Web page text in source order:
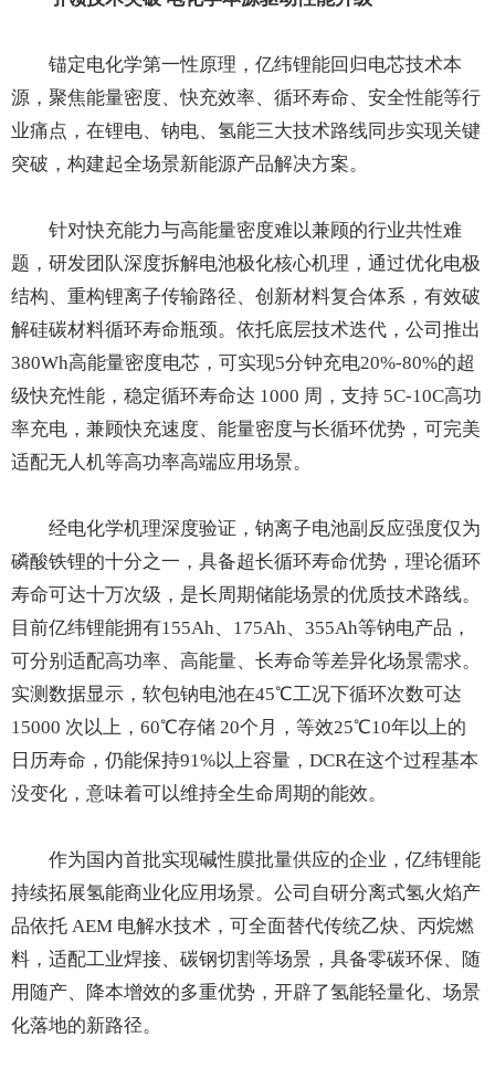
锚定电化学第一性原理，亿纬锂能回归电芯技术本
源，聚焦能量密度、快充效率、循环寿命、安全性能等行
业痛点，在锂电、钠电、氢能三大技术路线同步实现关键
突破，构建起全场景新能源产品解决方案。
针对快充能力与高能量密度难以兼顾的行业共性难
题，研发团队深度拆解电池极化核心机理，通过优化电极
结构、重构锂离子传输路径、创新材料复合体系，有效破
解硅碳材料循环寿命瓶颈。依托底层技术迭代，公司推出
380Wh高能量密度电芯，可实现5分钟充电20%-80%的超
级快充性能，稳定循环寿命达 1000 周，支持 5C-10C高功
率充电，兼顾快充速度、能量密度与长循环优势，可完美
适配无人机等高功率高端应用场景。
经电化学机理深度验证，钠离子电池副反应强度仅为
磷酸铁锂的十分之一，具备超长循环寿命优势，理论循环
寿命可达十万次级，是长周期储能场景的优质技术路线。
目前亿纬锂能拥有155Ah、175Ah、355Ah等钠电产品，
可分别适配高功率、高能量、长寿命等差异化场景需求。
实测数据显示，软包钠电池在45℃工况下循环次数可达
15000 次以上，60℃存储 20个月，等效25℃10年以上的
日历寿命，仍能保持91%以上容量，DCR在这个过程基本
没变化，意味着可以维持全生命周期的能效。
作为国内首批实现碱性膜批量供应的企业，亿纬锂能
持续拓展氢能商业化应用场景。公司自研分离式氢火焰产
品依托 AEM 电解水技术，可全面替代传统乙炔、丙烷燃
料，适配工业焊接、碳钢切割等场景，具备零碳环保、随
用随产、降本增效的多重优势，开辟了氢能轻量化、场景
化落地的新路径。